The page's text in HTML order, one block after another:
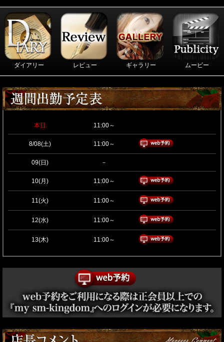
ダイアリー レビュー ギャラリー ムービー
本日 11:00～
8/08(土) 11:00～
09(日) －
10(月) 11:00～
11(火) 11:00～
12(水) 11:00～
13(木) 11:00～